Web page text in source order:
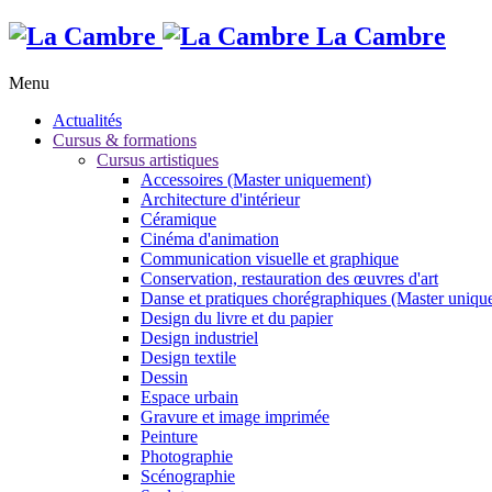
La Cambre
Menu
Actualités
Cursus & formations
Cursus artistiques
Accessoires (Master uniquement)
Architecture d'intérieur
Céramique
Cinéma d'animation
Communication visuelle et graphique
Conservation, restauration des œuvres d'art
Danse et pratiques chorégraphiques (Master
Design du livre et du papier
Design industriel
Design textile
Dessin
Espace urbain
Gravure et image imprimée
Peinture
Photographie
Scénographie